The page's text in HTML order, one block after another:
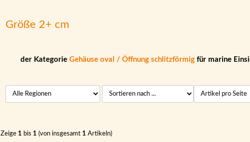
Größe 2+ cm
der Kategorie Gehäuse oval / Öffnung schlitzförmigfür marine
Zeige 1 bis 1 (von insgesamt 1 Artikeln)